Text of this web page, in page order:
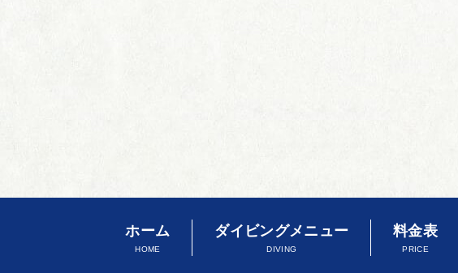
ホーム
HOME
ダイビングメニュー
DIVING
料金表
PRICE